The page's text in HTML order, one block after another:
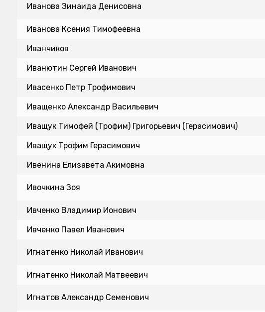
Иванова Зинаида Денисовна
Иванова Ксения Тимофеевна
Иванчиков
Иванютин Сергей Иванович
Ивасенко Петр Трофимович
Иващенко Александр Васильевич
Иващук Тимофей (Трофим) Григорьевич (Герасимович)
Иващук Трофим Герасимович
Ивенина Елизавета Акимовна
Ивочкина Зоя
Ивченко Владимир Ионович
Ивченко Павел Иванович
Игнатенко Николай Иванович
Игнатенко Николай Матвеевич
Игнатов Александр Семенович